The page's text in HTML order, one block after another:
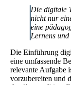
Die digitale
nicht nur
eine
Lernens und
Die Einführung
eine umfassende
relevante Aufgabe
vorzubereiten und